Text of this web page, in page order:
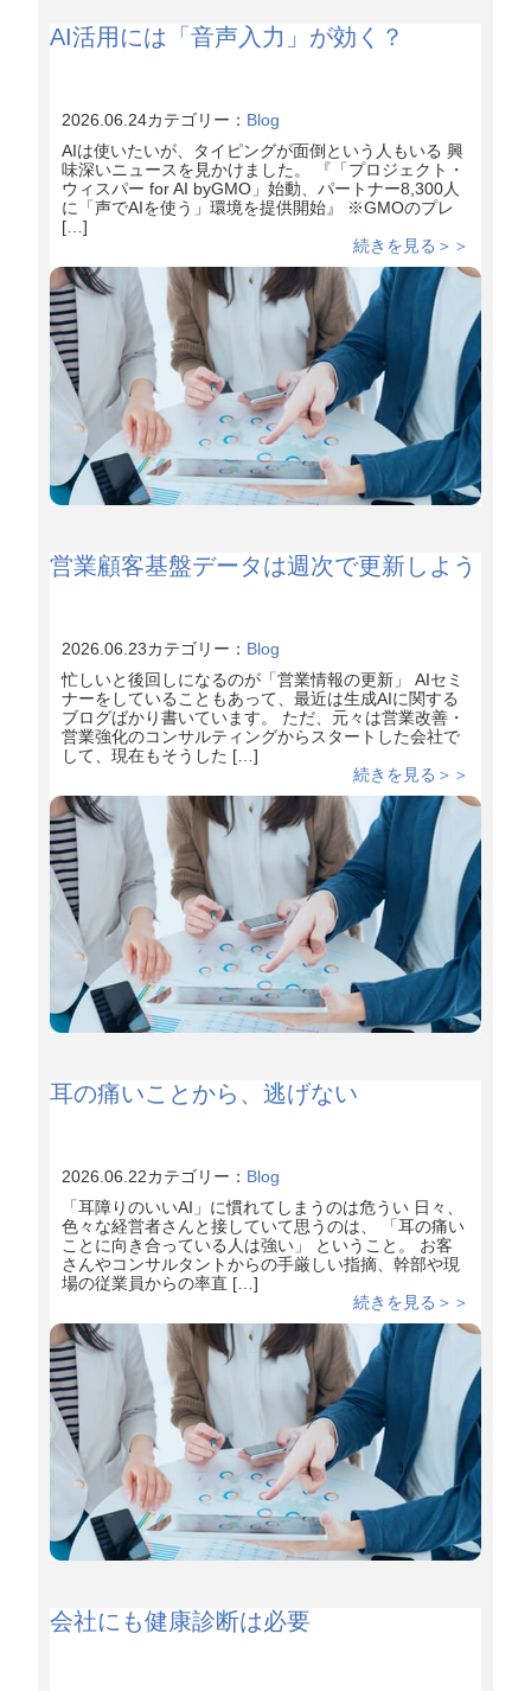
AI活用には「音声入力」が効く？
2026.06.24カテゴリー： Blog
AIは使いたいが、タイピングが面倒という人もいる 興
味深いニュースを見かけました。 『「プロジェクト・
ウィスパー for AI byGMO」始動、パートナー8,300人
に「声でAIを使う」環境を提供開始』 ※GMOのプレ
[…]
続きを見る＞＞
営業顧客基盤データは週次で更新しよう
2026.06.23カテゴリー： Blog
忙しいと後回しになるのが「営業情報の更新」 AIセミ
ナーをしていることもあって、最近は生成AIに関する
ブログばかり書いています。 ただ、元々は営業改善・
営業強化のコンサルティングからスタートした会社で
して、現在もそうした […]
続きを見る＞＞
耳の痛いことから、逃げない
2026.06.22カテゴリー： Blog
「耳障りのいいAI」に慣れてしまうのは危うい 日々、
色々な経営者さんと接していて思うのは、 「耳の痛い
ことに向き合っている人は強い」 ということ。 お客
さんやコンサルタントからの手厳しい指摘、幹部や現
場の従業員からの率直 […]
続きを見る＞＞
会社にも健康診断は必要